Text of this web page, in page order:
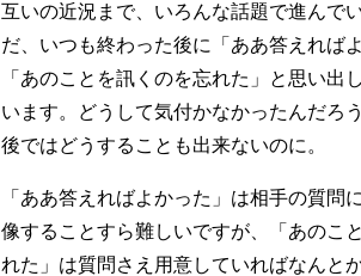
互いの近況まで、いろんな話題で進んで
だ、いつも終わった後に「ああ答えれば
「あのことを訊くのを忘れた」と思い出
います。どうして気付かなかったんだろ
後ではどうすることも出来ないのに。
「ああ答えればよかった」は相手の質問
像することすら難しいですが、「あのこ
れた」は質問さえ用意していればなんと